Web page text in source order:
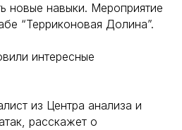
новые навыки. Мероприятие
“Терриконовая Долина”.
интересные
из Центра анализа и
расскажет о